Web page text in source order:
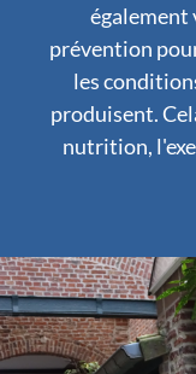
également
prévention
les
produisent.
nutrition,